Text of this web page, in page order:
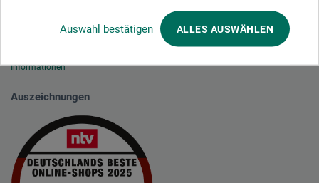
Auswahl bestätigen ALLES AUSWÄHLEN
Wir nutzen Trusted Shops als unabhängigen Dienstleister für die Einholung
von Bewertungen. Trusted Shops hat Maßnahmen getroffen, um
Informationen
Auszeichnungen